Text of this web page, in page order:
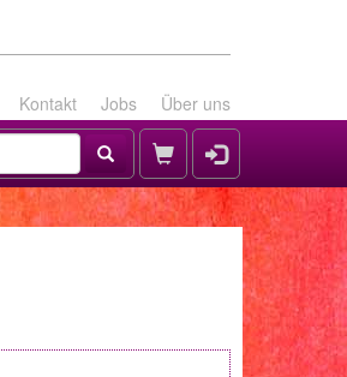
Kontakt Jobs Über uns